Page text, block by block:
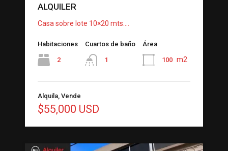
ALQUILER
Casa sobre lote 10×20 mts.…
Habitaciones
2
Cuartos de baño
1
Área
100 m2
Alquila, Vende
$55,000 USD